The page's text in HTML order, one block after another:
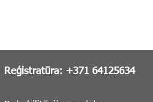
Reģistratūra: +371 64125634